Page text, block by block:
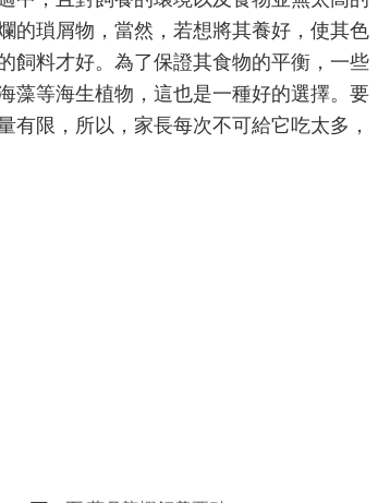
的瑣屑物，當然，若想將其養好，使其色
飼料才好。為了保證其食物的平衡，一些
藻等海生植物，這也是一種好的選擇。要
限，所以，家長每次不可給它吃太多，